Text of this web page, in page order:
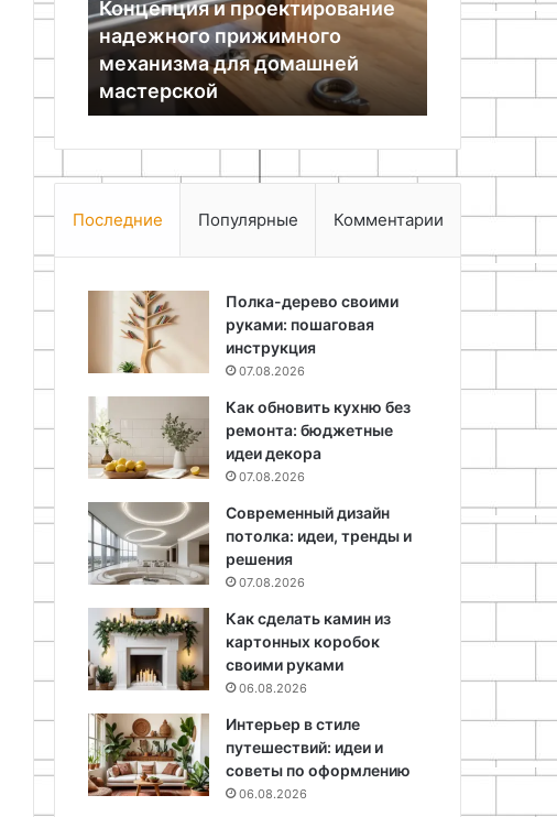
и проектирование
прижимного
для домашней
23.11.2025
Поделки для офиса своими
руками
Последние Популярные Комментарии
Полка-дерево своими
руками: пошаговая
инструкция
07.08.2026
Как обновить кухню без
ремонта: бюджетные
идеи декора
07.08.2026
Современный дизайн
потолка: идеи, тренды и
решения
07.08.2026
Как сделать камин из
картонных коробок
своими руками
06.08.2026
Интерьер в стиле
путешествий: идеи и
советы по оформлению
06.08.2026